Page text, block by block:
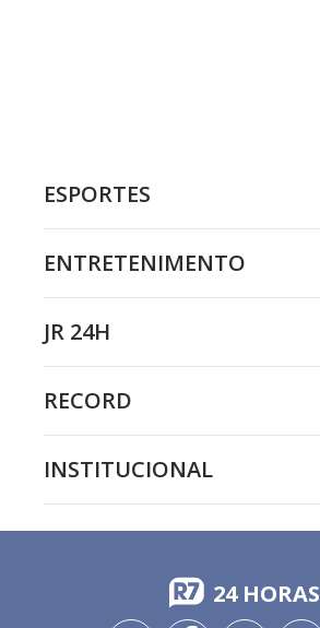
ESPORTES
ENTRETENIMENTO
JR 24H
RECORD
INSTITUCIONAL
24 HORAS